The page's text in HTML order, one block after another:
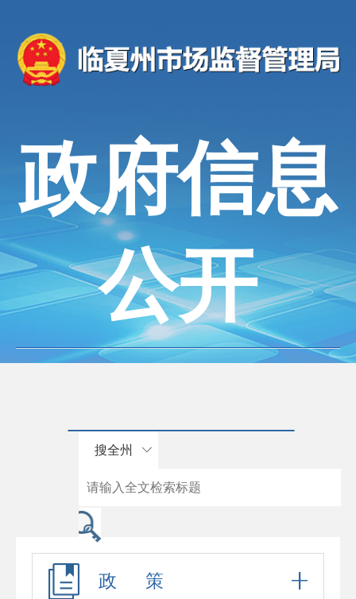
政府信息
公开
搜全州
政 策